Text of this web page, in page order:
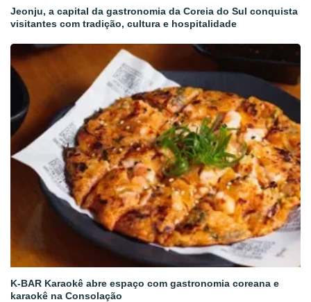
Jeonju, a capital da gastronomia da Coreia do Sul conquista
visitantes com tradição, cultura e hospitalidade
K-BAR Karaokê abre espaço com gastronomia coreana e
karaokê na Consolação